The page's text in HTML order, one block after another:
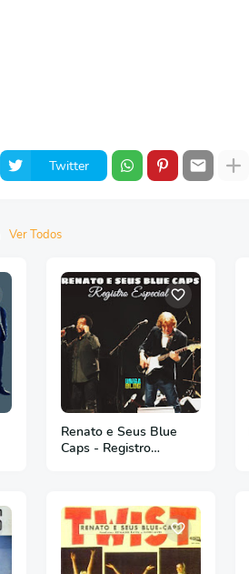
Twitter
Ver Todos
Renato e Seus Blue
Caps - Registro